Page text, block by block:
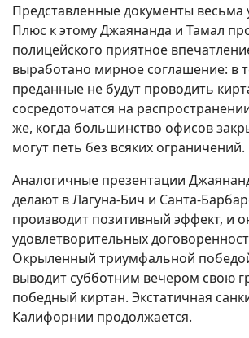
Представленные документы весьма
Плюс к этому Джаянанда и Тамал
полицейского приятное
выработано мирное соглашение: в
преданные не будут проводить
сосредоточатся на
же, когда большинство офисов
могут петь без всяких ограничений.
Аналогичные презентации
делают в Лагуна-Бич и Санта-
производит позитивный эффект, и
удовлетворительных
Окрыленный триумфальной
выводит субботним вечером свою
победный киртан. Экстатичная
Калифорнии продолжается.